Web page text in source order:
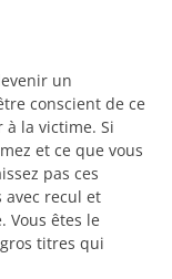
un
conscient de ce
la victime. Si
et ce que vous
pas ces
recul et
Vous êtes le
titres qui